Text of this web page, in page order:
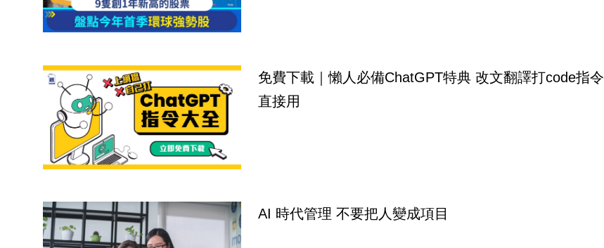
免費下載｜懶人必備ChatGPT特典 改文翻譯打code指令
直接用
AI 時代管理 不要把人變成項目